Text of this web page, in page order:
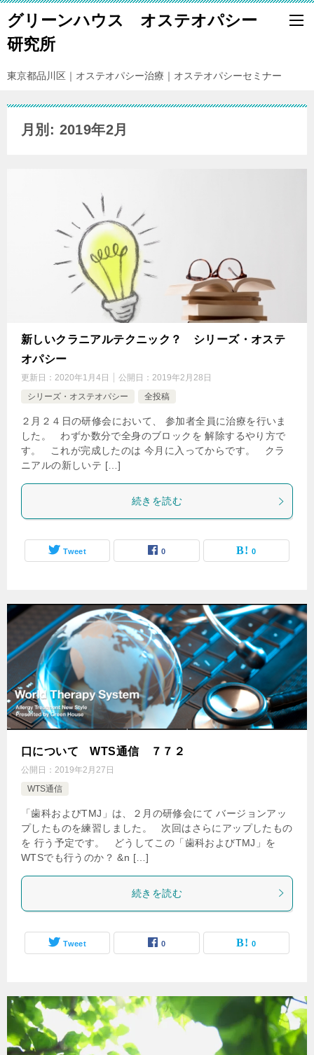
グリーンハウス オステオパシー
研究所
東京都品川区｜オステオパシー治療｜オステオパシーセミナー
月別: 2019年2月
新しいクラニアルテクニック？ シリーズ・オステ
オパシー
更新日： 2020年1月4日 公開日： 2019年2月28日
シリーズ・オステオパシー
全投稿
２月２４日の研修会において、 参加者全員に治療を行いま
した。 わずか数分で全身のブロックを 解除するやり方で
す。 これが完成したのは 今月に入ってからです。 クラ
ニアルの新しいテ […]
続きを読む
Tweet 0 0
口について WTS通信 ７７２
公開日： 2019年2月27日
WTS通信
「歯科およびTMJ」は、２月の研修会にて バージョンアッ
プしたものを練習しました。 次回はさらにアップしたもの
を 行う予定です。 どうしてこの「歯科およびTMJ」を
WTSでも行うのか？ &n […]
続きを読む
Tweet 0 0